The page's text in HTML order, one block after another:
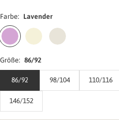
Farbe: Lavender
LavenderButter
Yellow
Nude
Größe: 86/92
86/92 98/104 110/116
146/152